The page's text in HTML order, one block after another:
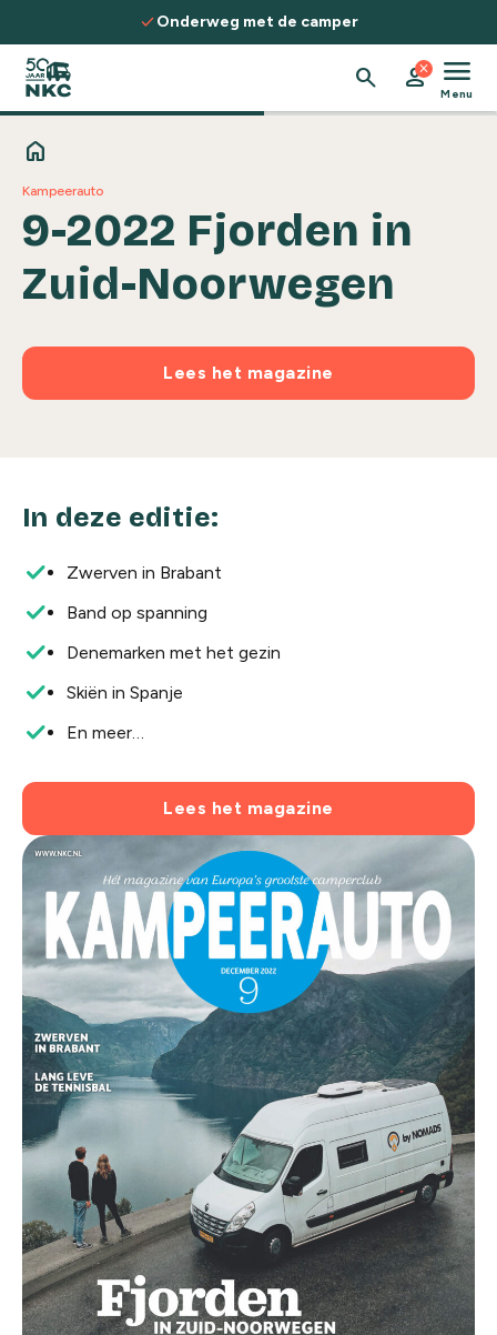
Spring naar de inhoud
checkOnderweg met de camper
search person
close menu
Menu
home
Kampeerauto
9-2022 Fjorden in
Zuid-Noorwegen
Lees het magazine
In deze editie:
Zwerven in Brabant
Band op spanning
Denemarken met het gezin
Skiën in Spanje
En meer…
Lees het magazine